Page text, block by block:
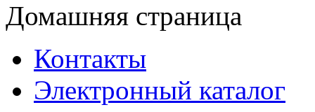
Домашняя страница
Контакты
Электронный каталог